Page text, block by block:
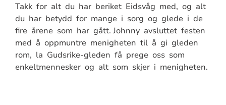
Takk for alt du har beriket Eidsvåg med, og alt
du har betydd for mange i sorg og glede i de
fire årene som har gått. Johnny avsluttet festen
med å oppmuntre menigheten til å gi gleden
rom, la Gudsrike-gleden få prege oss som
enkeltmennesker og alt som skjer i menigheten.